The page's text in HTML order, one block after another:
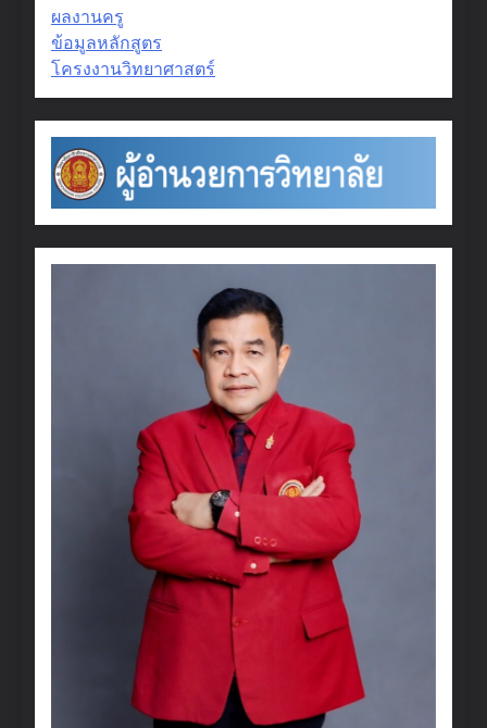
ผลงานครู
ข้อมูลหลักสูตร
โครงงานวิทยาศาสตร์